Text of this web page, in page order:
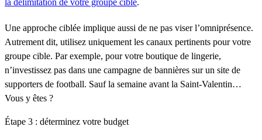
la délimitation de votre groupe cible.
Une approche ciblée implique aussi de ne pas viser l’omniprésence.
Autrement dit, utilisez uniquement les canaux pertinents pour votre
groupe cible. Par exemple, pour votre boutique de lingerie,
n’investissez pas dans une campagne de bannières sur un site de
supporters de football. Sauf la semaine avant la Saint-Valentin…
Vous y êtes ?
Étape 3 : déterminez votre budget